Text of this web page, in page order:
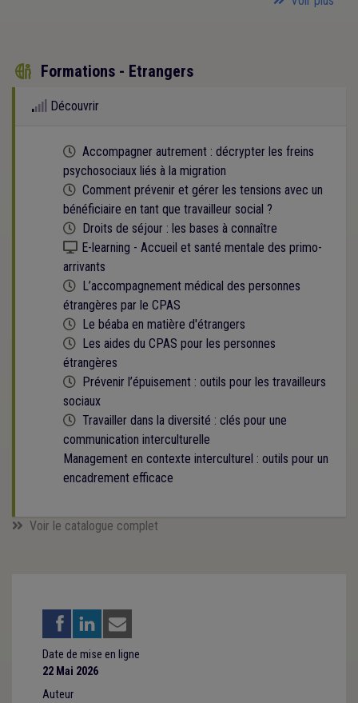
 Formations - Etrangers
Découvrir
Cette formation est programmée
Accompagner autrement : décrypter les freins
psychosociaux liés à la migration
Cette formation est programmée
Comment prévenir et gérer les tensions avec un
bénéficiaire en tant que travailleur social ?
Cette formation est programmée
Droits de séjour : les bases à connaître
Kit numérique gratuit
E-learning - Accueil et santé mentale des primo-
arrivants
Cette formation est programmée
L’accompagnement médical des personnes
étrangères par le CPAS
Cette formation est programmée
Le béaba en matière d'étrangers
Cette formation est programmée
Les aides du CPAS pour les personnes
étrangères
Cette formation est programmée
Prévenir l’épuisement : outils pour les travailleurs
sociaux
Cette formation est programmée
Travailler dans la diversité : clés pour une
communication interculturelle
Management en contexte interculturel : outils pour un
encadrement efficace
Voir le catalogue complet
Date de mise en ligne
22 Mai 2026
Auteur